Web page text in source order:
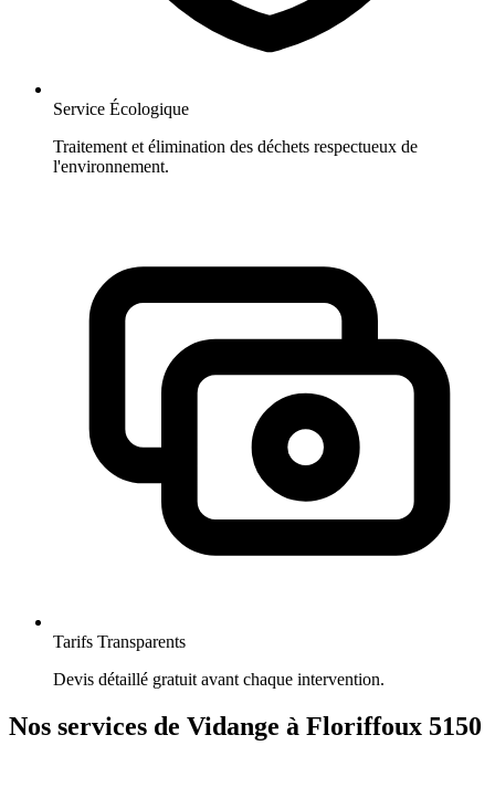
Service Écologique
Traitement et élimination des déchets respectueux de
l'environnement.
Tarifs Transparents
Devis détaillé gratuit avant chaque intervention.
Nos services de Vidange à Floriffoux 5150